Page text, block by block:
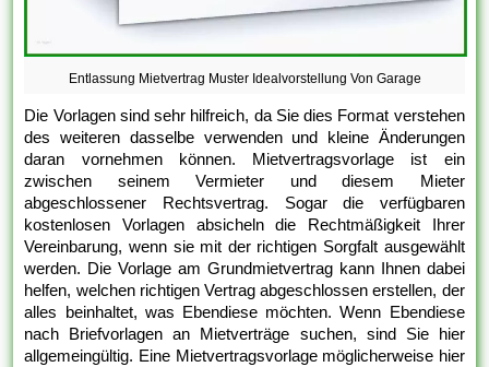
Entlassung Mietvertrag Muster Idealvorstellung Von Garage
Die Vorlagen sind sehr hilfreich, da Sie dies Format verstehen
des weiteren dasselbe verwenden und kleine Änderungen
daran vornehmen können. Mietvertragsvorlage ist ein
zwischen seinem Vermieter und diesem Mieter
abgeschlossener Rechtsvertrag. Sogar die verfügbaren
kostenlosen Vorlagen absicheln die Rechtmäßigkeit Ihrer
Vereinbarung, wenn sie mit der richtigen Sorgfalt ausgewählt
werden. Die Vorlage am Grundmietvertrag kann Ihnen dabei
helfen, welchen richtigen Vertrag abgeschlossen erstellen, der
alles beinhaltet, was Ebendiese möchten. Wenn Ebendiese
nach Briefvorlagen an Mietverträge suchen, sind Sie hier
allgemeingültig. Eine Mietvertragsvorlage möglicherweise hier